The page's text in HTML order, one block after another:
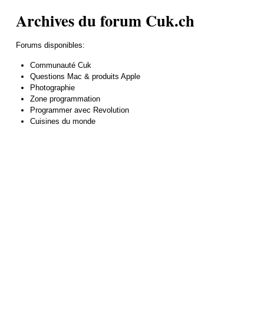
Archives du forum Cuk.ch
Forums disponibles:
Communauté Cuk
Questions Mac & produits Apple
Photographie
Zone programmation
Programmer avec Revolution
Cuisines du monde